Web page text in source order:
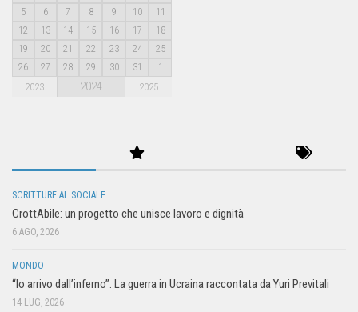
5
6 7 8 9 10
11
12
13 14 15 16 17
18
19
20 21 22 23 24
25
26
27 28 29 30 31 1
2023 2024 2025
SCRITTURE AL SOCIALE
CrottAbile: un progetto che unisce lavoro e dignità
6 AGO, 2026
MONDO
“Io arrivo dall’inferno”. La guerra in Ucraina raccontata da Yuri Previtali
14 LUG, 2026